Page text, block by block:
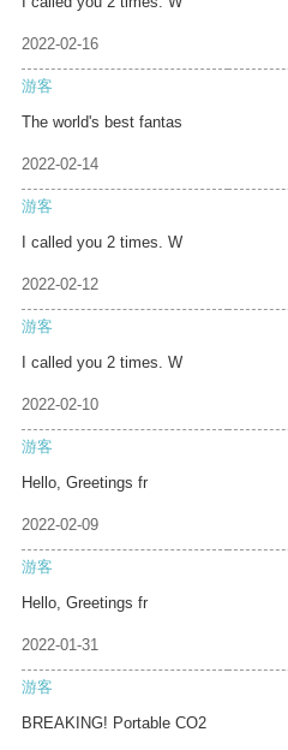
2022-02-16
游客
The world's best fantas
2022-02-14
游客
I called you 2 times. W
2022-02-12
游客
I called you 2 times. W
2022-02-10
游客
Hello, Greetings fr
2022-02-09
游客
Hello, Greetings fr
2022-01-31
游客
BREAKING! Portable CO2